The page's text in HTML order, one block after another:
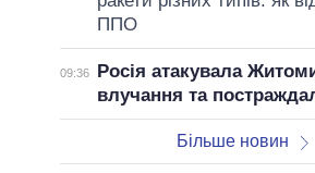
ППО
09:36
Росія атакувала
влучання та
Більше новин